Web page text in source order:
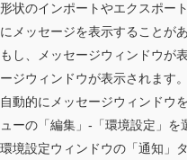
形状のインポートやエクスポー
にメッセージを表示することがあ
もし、メッセージウィンドウが
ージウィンドウが表示されます。
自動的にメッセージウィンドウ
ューの「編集」-「環境設定」を
環境設定ウィンドウの「通知」